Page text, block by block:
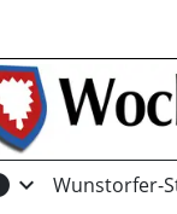
expand_more Wunstorfer-